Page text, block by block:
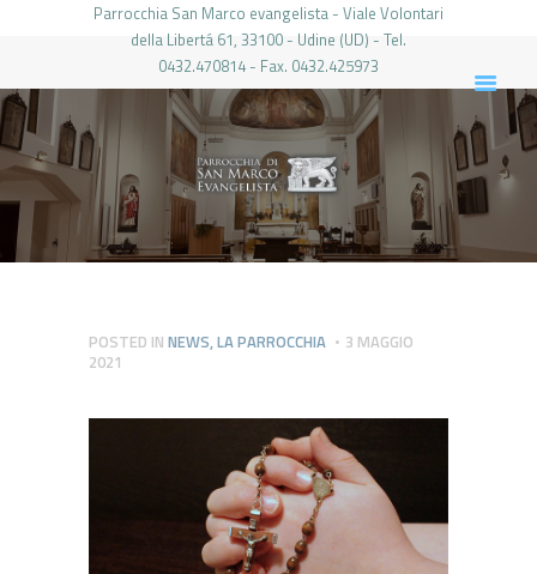
Parrocchia San Marco evangelista - Viale Volontari
della Libertá 61, 33100 - Udine (UD) - Tel.
0432.470814 - Fax. 0432.425973
PARROCCHIA DI SAN MARCO UDINE
HOME
LA PARROCCHIA
IL PARROCO
LE ATTIVITÀ
PIERABECH
FOTO E VIDEO
CONTATTI
POSTED IN NEWS,LA PARROCCHIA
3 MAGGIO
2021